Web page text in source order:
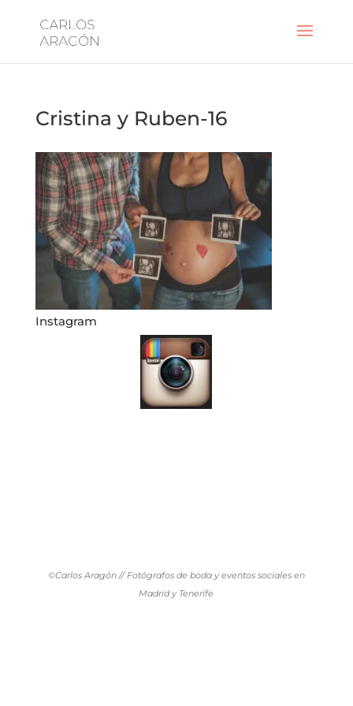
Cristina y Ruben-16
Instagram
©Carlos Aragón // Fotógrafos de boda y eventos sociales en
Madrid y Tenerife